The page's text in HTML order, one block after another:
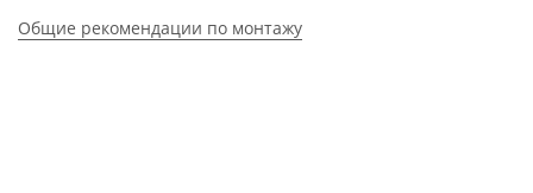
Общие рекомендации по монтажу